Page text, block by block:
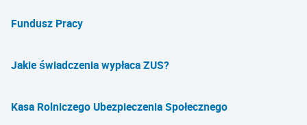
Fundusz Pracy
Jakie świadczenia wypłaca ZUS?
Kasa Rolniczego Ubezpieczenia Społecznego